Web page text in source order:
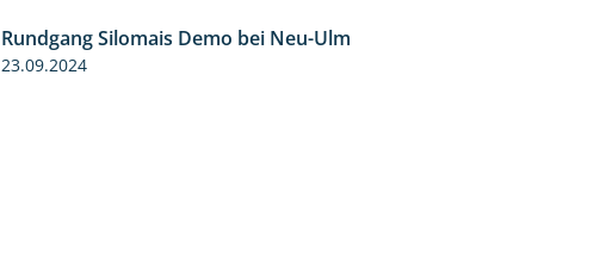
Rundgang Silomais Demo bei Neu-Ulm
23.09.2024